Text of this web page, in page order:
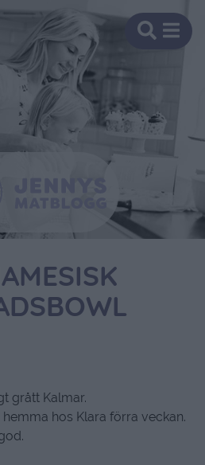
grått Kalmar.
hos Klara förra veckan.